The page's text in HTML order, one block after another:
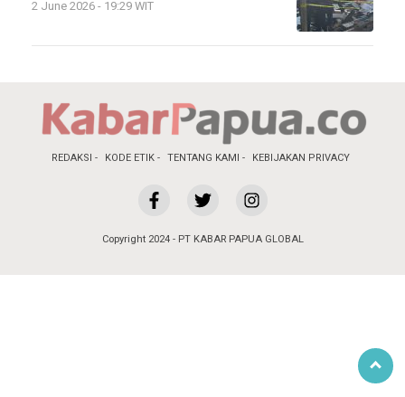
2 June 2026 - 19:29 WIT
REDAKSI KODE ETIK TENTANG KAMI KEBIJAKAN PRIVACY
Copyright 2024 - PT KABAR PAPUA GLOBAL